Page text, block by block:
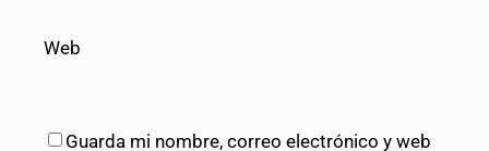
Web
Guarda mi nombre, correo electrónico y web